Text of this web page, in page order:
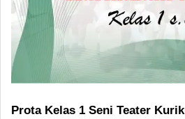
Prota Kelas 1 Seni Teater